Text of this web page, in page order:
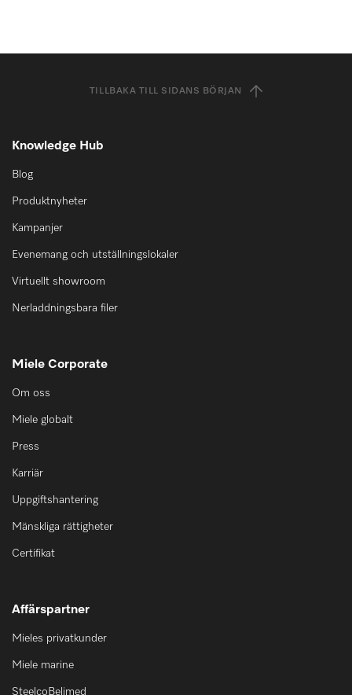
TILLBAKA TILL SIDANS BÖRJAN
Knowledge Hub
Blog
Produktnyheter
Kampanjer
Evenemang och utställningslokaler
Virtuellt showroom
Nerladdningsbara filer
Miele Corporate
Om oss
Miele globalt
Press
Karriär
Uppgiftshantering
Mänskliga rättigheter
Certifikat
Affärspartner
Mieles privatkunder
Miele marine
SteelcoBelimed